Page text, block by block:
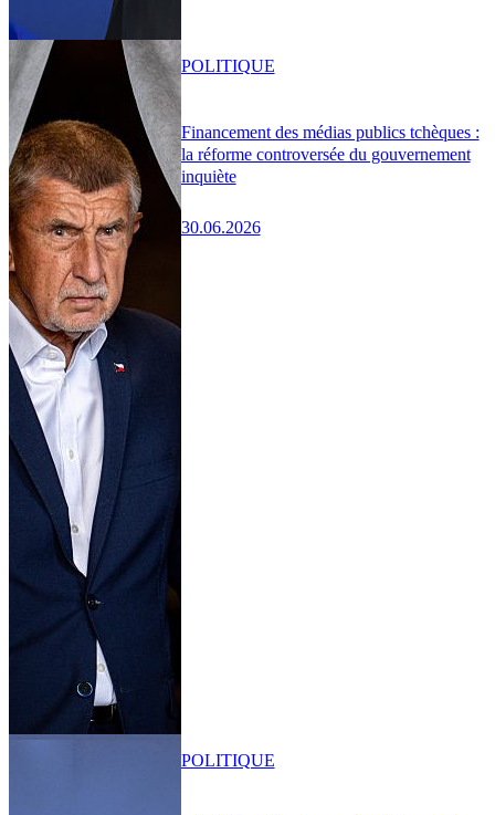
Financement des médias publics tchèques :
la réforme controversée du gouvernement
inquiète
30.06.2026
POLITIQUE
POLITIQUE